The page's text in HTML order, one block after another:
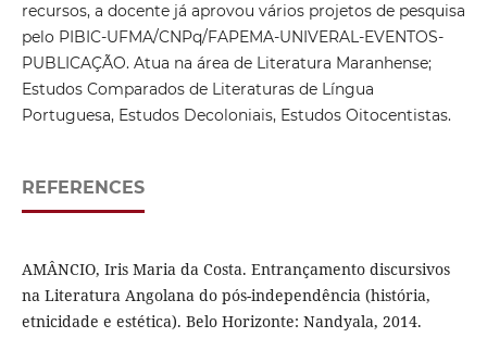
recursos, a docente já aprovou vários projetos de pesquisa
pelo PIBIC-UFMA/CNPq/FAPEMA-UNIVERAL-EVENTOS-
PUBLICAÇÃO. Atua na área de Literatura Maranhense;
Estudos Comparados de Literaturas de Língua
Portuguesa, Estudos Decoloniais, Estudos Oitocentistas.
REFERENCES
AMÂNCIO, Iris Maria da Costa. Entrançamento discursivos
na Literatura Angolana do pós-independência (história,
etnicidade e estética). Belo Horizonte: Nandyala, 2014.